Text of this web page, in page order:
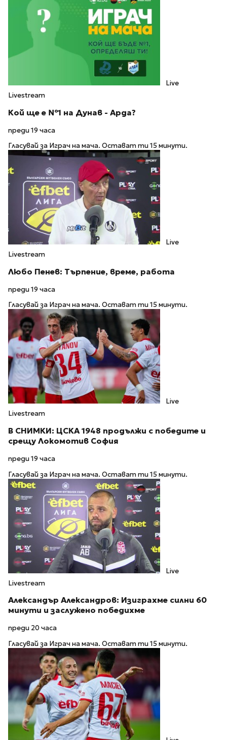
Live
Livestream
Кой ще е №1 на Дунав - Арда?
преди 19 часа
Гласувай за Играч на мача. Остават ти 15 минути.
Live
Livestream
Любо Пенев: Търпение, време, работа
преди 19 часа
Гласувай за Играч на мача. Остават ти 15 минути.
Live
Livestream
В СНИМКИ: ЦСКА 1948 продължи с победите и
срещу Локомотив София
преди 19 часа
Гласувай за Играч на мача. Остават ти 15 минути.
Live
Livestream
Александър Александров: Изиграхме силни 60
минути и заслужено победихме
преди 20 часа
Гласувай за Играч на мача. Остават ти 15 минути.